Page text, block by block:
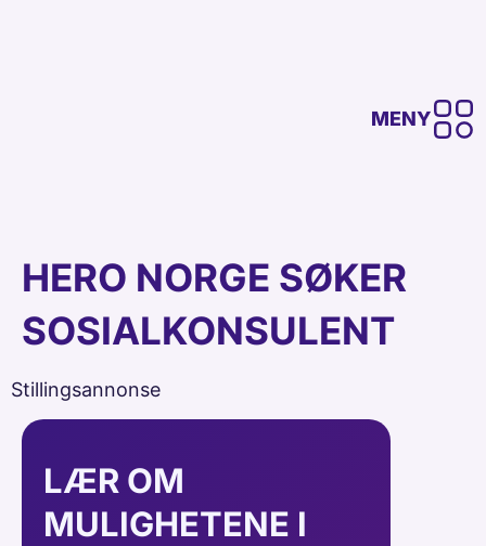
MENY
HERO NORGE SØKER
SOSIALKONSULENT
Stillingsannonse
LÆR OM
MULIGHETENE I